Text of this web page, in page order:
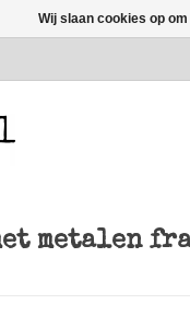
metalen
Wij slaan cookies op